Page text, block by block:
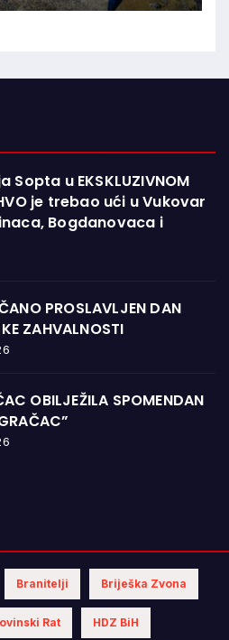
Sopta u EKSKLUZIVNOM
je trebao ući u Vukovar
Bogdanovaca i
PROSLAVLJEN DAN
ZAHVALNOSTI
OBILJEŽILA SPOMENDAN
Branitelji Briješka Zvona
Rat HDZ BiH